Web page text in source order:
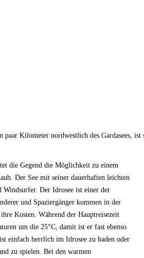
paar Kilometer nordwestlich des Gardasees,
die Gegend die Möglichkeit zu einem
Der See mit seiner dauerhaften leichten
Der Idrosee ist einer der
und Spaziergänger kommen in der
Kosten. Während der Hauptreisezeit
um die 25°C, damit ist er fast ebenso
einfach herrlich im Idrosee zu baden oder
zu spielen. Bei den warmen